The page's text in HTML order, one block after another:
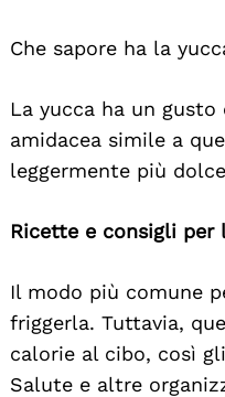
Che sapore ha la
La yucca ha un
amidacea simile a
leggermente più
Ricette e consigli per
Il modo più comune
friggerla. Tuttavia,
calorie al cibo, così
Salute e altre